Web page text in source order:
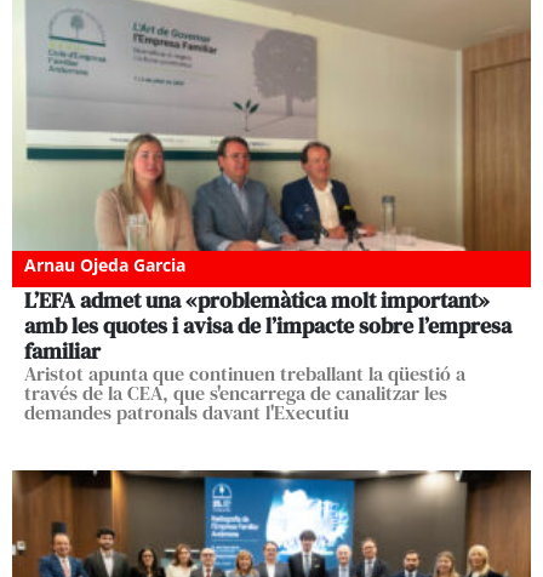
Arnau Ojeda Garcia
L’EFA admet una «problemàtica molt important»
amb les quotes i avisa de l’impacte sobre l’empresa
familiar
Aristot apunta que continuen treballant la qüestió a
través de la CEA, que s'encarrega de canalitzar les
demandes patronals davant l'Executiu